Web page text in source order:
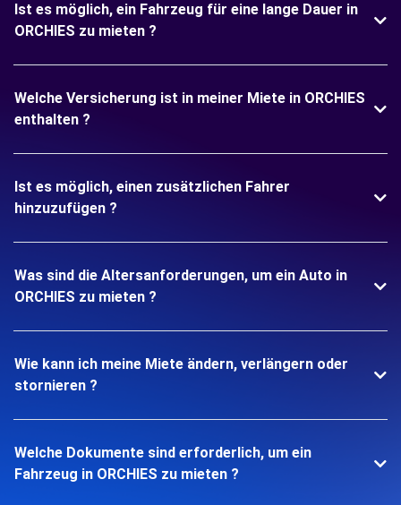
Ist es möglich, ein Fahrzeug für eine lange Dauer in
ORCHIES zu mieten ?
Welche Versicherung ist in meiner Miete in ORCHIES
enthalten ?
Ist es möglich, einen zusätzlichen Fahrer
hinzuzufügen ?
Was sind die Altersanforderungen, um ein Auto in
ORCHIES zu mieten ?
Wie kann ich meine Miete ändern, verlängern oder
stornieren ?
Welche Dokumente sind erforderlich, um ein
Fahrzeug in ORCHIES zu mieten ?